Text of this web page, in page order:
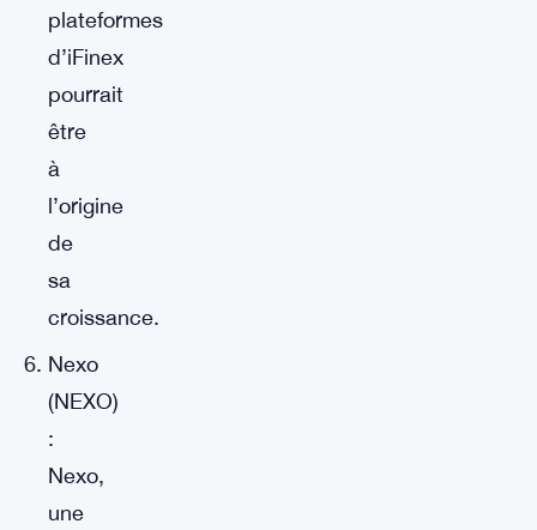
plateformes
d’iFinex
pourrait
être
à
l’origine
de
sa
croissance.
Nexo
(NEXO)
:
Nexo,
une